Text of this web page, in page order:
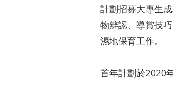
計劃招募大專生
物辨認、導賞技
濕地保育工作。
首年計劃於2020